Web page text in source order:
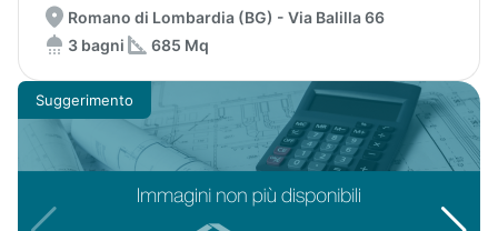
Romano di Lombardia (BG) - Via Balilla 66
3 bagni
685 Mq
Suggerimento